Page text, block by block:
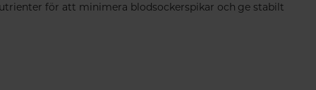
för att minimera blodsockerspikar och ge stabilt